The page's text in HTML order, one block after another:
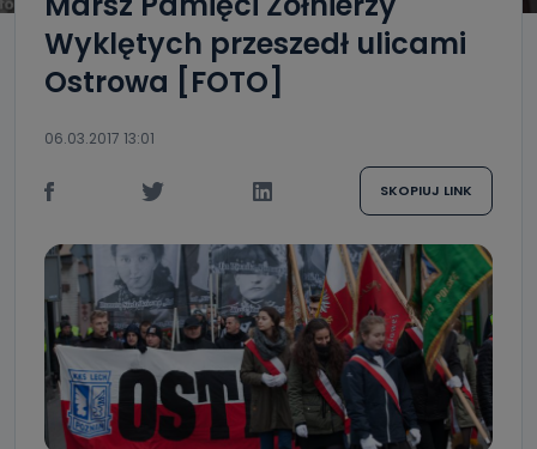
Wyklętych przeszedł ulicami
Ostrowa [FOTO]
06.03.2017 13:01
SKOPIUJ LINK